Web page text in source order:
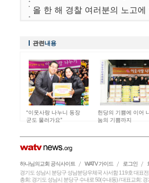
올 한 해 경찰 여러분의 노고에
관련내용
“이웃사랑 나누니 동장
군도 물러가요”
헌당의 기쁨에 이어
눔의 기쁨까지
하나님의교회 공식사이트 WATV 가이드 로그인
경기도 성남시 분당구 성남분당우체국 사서함119호 대표
총회: 경기도 성남시 분당구 수내로 50(수내동) / 대표교회: